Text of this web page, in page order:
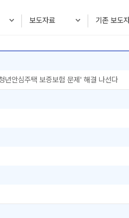
보도자료 기존 보도
년안심주택 보증보험 문제' 해결 나선다